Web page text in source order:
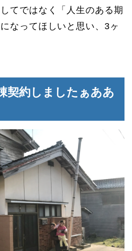
てではなく「人生のある期
なってほしいと思い、3ヶ
契約しましたぁああ